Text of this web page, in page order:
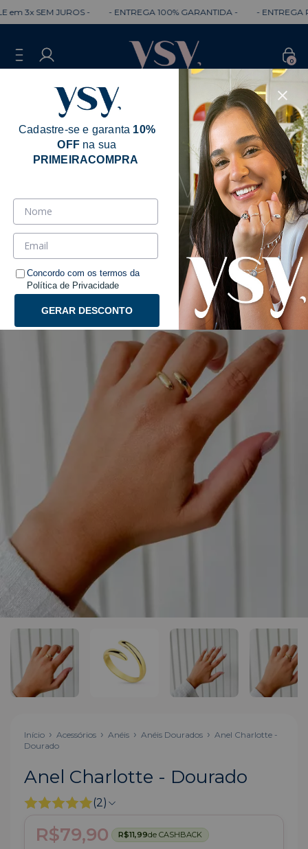
SEM JUROS - - ENTREGA 100% GARANTIDA - - ENTREGA
0
Início Acessórios Anéis Anéis Dourados
Anel Charlotte -
Dourado
Anel Charlotte - Dourado
(2)
R$79,90 R$11,99de CASHBACK
Cadastre-se e garanta 10%
OFF na sua
PRIMEIRACOMPRA
Concordo com os termos da
Política de Privacidade
GERAR DESCONTO